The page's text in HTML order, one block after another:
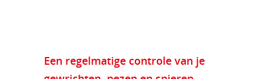
Een regelmatige controle van je